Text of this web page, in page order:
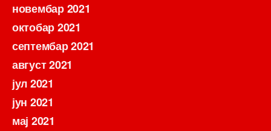
новембар 2021
октобар 2021
септембар 2021
август 2021
јул 2021
јун 2021
мај 2021